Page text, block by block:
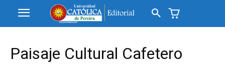
Paisaje Cultural Cafetero